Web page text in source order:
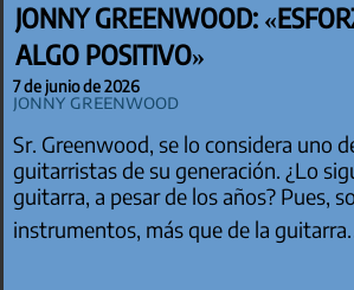
JONNY GREENWOOD:
ALGO POSITIVO»
7 de junio de 2026
Jonny Greenwood
Sr. Greenwood, se lo considera uno
guitarristas de su generación. ¿Lo
guitarra, a pesar de los años? Pues,
instrumentos, más que de la